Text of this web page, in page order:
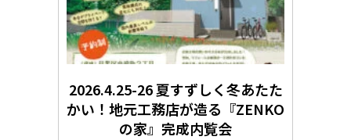
2026.4.25-26 夏すずしく冬あたた
かい！地元工務店が造る『ZENKO
の家』完成内覧会